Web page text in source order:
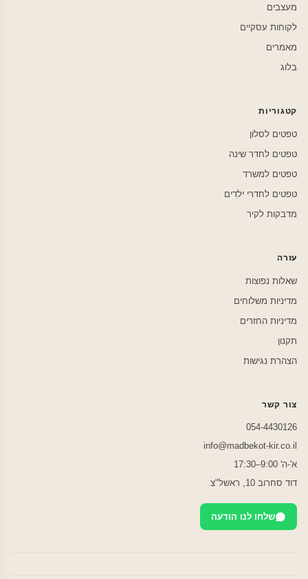
מעצבים
לקוחות עסקיים
מאמרים
בלוג
קטגוריות
טפטים לסלון
טפטים לחדר שינה
טפטים למשרד
טפטים לחדרי ילדים
מדבקות לקיר
עזרה
שאלות נפוצות
מדיניות משלוחים
מדיניות החזרים
תקנון
הצהרת נגישות
צור קשר
054-4430126
info@madbekot-kir.co.il
א'-ה' 9:00–17:30
דוד סחרוב 10, ראשל"צ
שלחו לנו הודעה